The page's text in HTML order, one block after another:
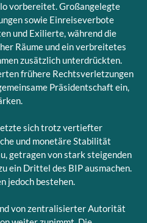
vorbereitet. Großangelegte
sowie Einreiseverbote
und Exilierte, während die
Räume und ein verbreitetes
zusätzlich unterdrückten.
frühere Rechtsverletzungen
Präsidentschaft ein,
sich trotz vertiefter
und monetäre Stabilität
getragen von stark steigenden
ein Drittel des BIP ausmachen.
jedoch bestehen.
von zentralisierter Autorität